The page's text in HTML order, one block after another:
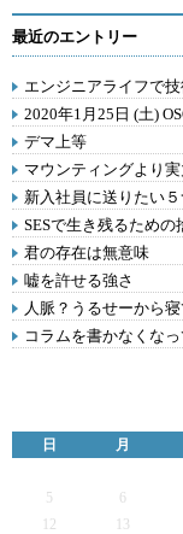
最近のエントリー
エンジニアライフで
2020年1月25日 (土)
デマ上等
マウンティングより
新入社員に送りたい
SESで生き残るための
君の存在は無意味
嘘を許せる強さ
人脈？うるせーから寝
コラムを書かなくな
日 月
5
6
12
13